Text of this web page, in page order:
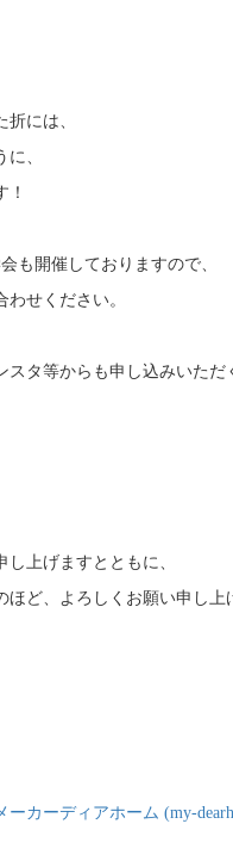
には、
、
！
も開催しておりますので、
せください。
タ等からも申し込みいただ
上げますとともに、
ど、よろしくお願い申し上
カーディアホーム (my-